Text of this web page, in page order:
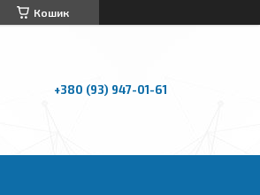
Кошик
+380 (93) 947-01-61